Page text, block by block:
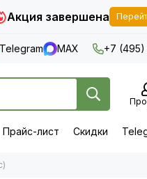
Акция завершена
Telegram MAX +7
Прайс-лист Скидки